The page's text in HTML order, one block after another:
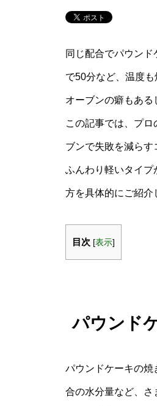
同じ配合でパウン
で50分など、温度
オーブンの癖もある
この記事では、プ
ブンで失敗を減らす
ふんわり軽いタイプ
方を具体的にご紹介
目次 [表示]
パウンド
パウンドケーキの焼
合の水分量など、さ